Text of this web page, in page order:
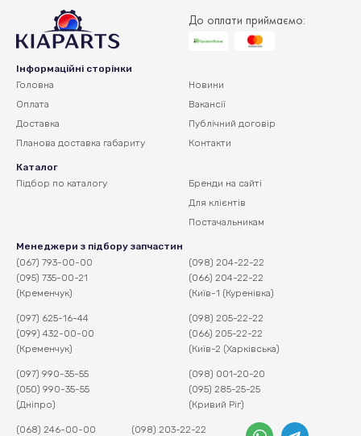
До оплати приймаємо:
Інформаційні сторінки
Головна
Оплата
Доставка
Планова доставка габариту
Новини
Вакансії
Публічний договір
Контакти
Каталог
Підбор по каталогу
Бренди на сайті
Для клієнтів
Постачальникам
Менеджери з підбору запчастин
(067) 793-00-00
(095) 735-00-21
(Кременчук)
(097) 625-16-44
(099) 432-00-00
(Кременчук)
(097) 990-35-55
(050) 990-35-55
(Дніпро)
(098) 204-22-22
(066) 204-22-22
(Київ-1 (Куренівка)
(098) 205-22-22
(066) 205-22-22
(Київ-2 (Харківська)
(098) 001-20-20
(095) 285-25-25
(Кривий Ріг)
(068) 246-00-00 (098) 203-22-22